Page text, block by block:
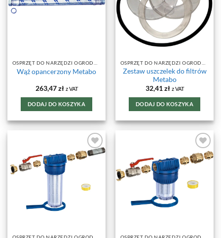
Wąż opancerzony Metabo
263,47zł z VAT
DODAJ DO KOSZYKA
Zestaw uszczelek do filtrów
Metabo
32,41zł z VAT
DODAJ DO KOSZYKA
DODAJ DO
ULUBIONYCH
DODAJ DO
ULUBIONYCH